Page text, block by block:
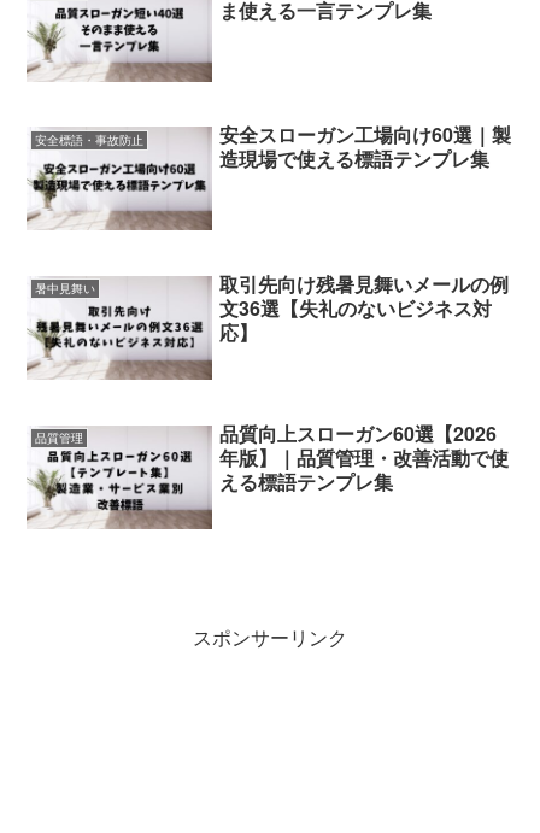
ま使える一言テンプレ集
安全標語・事故防止
安全スローガン工場向け60選｜製
造現場で使える標語テンプレ集
暑中見舞い
取引先向け残暑見舞いメールの例
文36選【失礼のないビジネス対
応】
品質管理
品質向上スローガン60選【2026
年版】｜品質管理・改善活動で使
える標語テンプレ集
スポンサーリンク